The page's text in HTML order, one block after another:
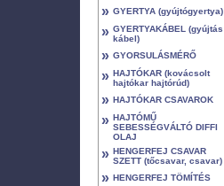
» GYERTYA (gyújtógyertya)
» GYERTYAKÁBEL (gyújtás
kábel)
» GYORSULÁSMÉRŐ
» HAJTÓKAR (kovácsolt
hajtókar hajtórúd)
» HAJTÓKAR CSAVAROK
» HAJTÓMŰ
SEBESSÉGVÁLTÓ DIFFI
OLAJ
» HENGERFEJ CSAVAR
SZETT (tőcsavar, csavar)
» HENGERFEJ TÖMÍTÉS